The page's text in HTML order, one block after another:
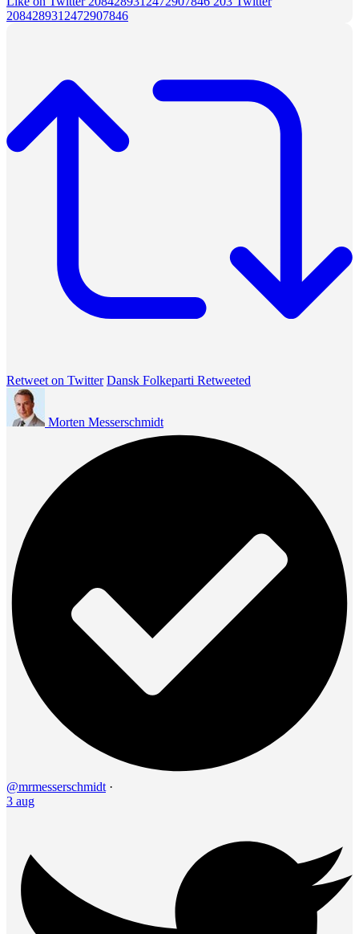
2084289312472907846
Retweet on Twitter Dansk Folkeparti Retweeted
Morten Messerschmidt
@mrmesserschmidt ·
3 aug